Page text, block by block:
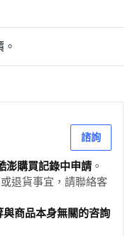
諮詢
澎購買記錄中申請 。
退貨事宜，請聯絡客
商品本身無關的咨詢